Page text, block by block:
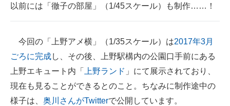
以前には「徹子の部屋」（1/45スケール）も制作……！
今回の「上野アメ横」（1/35スケール）は2017年3月
ごろに完成し、その後、上野駅構内の公園口手前にある
上野エキュート内「
上野ランド 」にて展示されており、
現在も見ることができるとのこと。ちなみに制作途中の
様子は、 奥川さんがTwitterで公開しています。